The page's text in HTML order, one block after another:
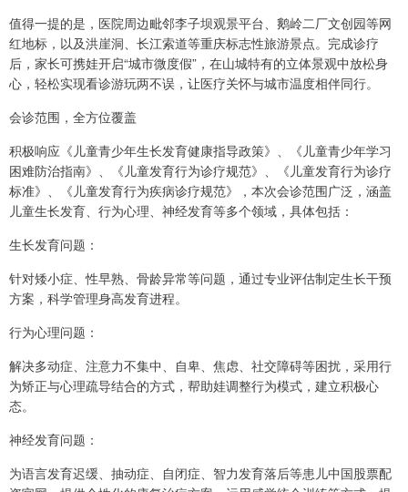
值得一提的是，医院周边毗邻李子坝观景平台、鹅岭二厂文创园等网
红地标，以及洪崖洞、长江索道等重庆标志性旅游景点。完成诊疗
后，家长可携娃开启“城市微度假”，在山城特有的立体景观中放松身
心，轻松实现看诊游玩两不误，让医疗关怀与城市温度相伴同行。
会诊范围，全方位覆盖
积极响应《儿童青少年生长发育健康指导政策》、《儿童青少年学习
困难防治指南》、《儿童发育行为诊疗规范》、《儿童发育行为诊疗
标准》、《儿童发育行为疾病诊疗规范》，本次会诊范围广泛，涵盖
儿童生长发育、行为心理、神经发育等多个领域，具体包括：
生长发育问题：
针对矮小症、性早熟、骨龄异常等问题，通过专业评估制定生长干预
方案，科学管理身高发育进程。
行为心理问题：
解决多动症、注意力不集中、自卑、焦虑、社交障碍等困扰，采用行
为矫正与心理疏导结合的方式，帮助娃调整行为模式，建立积极心
态。
神经发育问题：
为语言发育迟缓、抽动症、自闭症、智力发育落后等患儿中国股票配